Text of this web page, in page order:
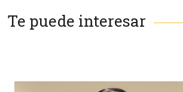
Te puede interesar